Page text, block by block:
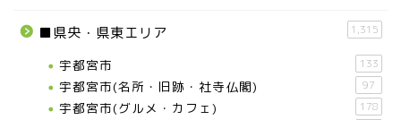
■県央・県東エリア 1,315
宇都宮市 133
宇都宮市(名所・旧跡・社寺仏閣) 97
宇都宮市(グルメ・カフェ) 178